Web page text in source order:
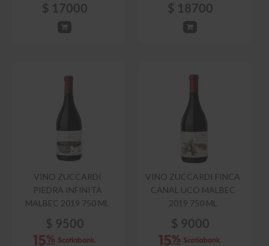
$ 17000 $ 18700
VINO ZUCCARDI
PIEDRA INFINITA
MALBEC 2019 750 ML
$ 9500
VINO ZUCCARDI FINCA
CANAL UCO MALBEC
2019 750 ML
$ 9000